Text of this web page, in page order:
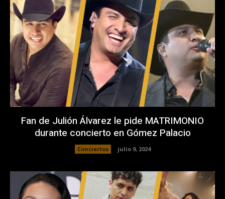
Fan de Julión Álvarez le pide MATRIMONIO
durante concierto en Gómez Palacio
Conciertos julio 9, 2024